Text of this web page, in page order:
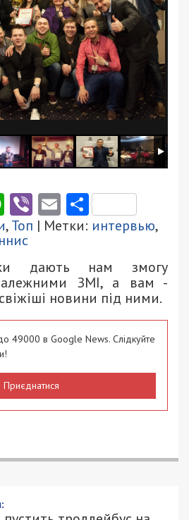
WhatsApp
ViberEmail
,Топ | Метки: интервью,
дають нам змогу
ЗМІ, а вам -
новини під ними.
49000 в Google News. Слідкуйте
Приєднатися